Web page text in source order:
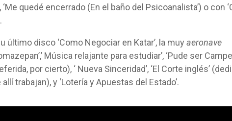
‘Me quedé encerrado (En el baño del Psicoanalista’) o con
último disco ‘Como Negociar en Katar’, la muy aeronave
Música relajante para estudiar’, ‘Pude ser
por cierto), ‘ Nueva Sinceridad’, ‘El Corte inglés’
trabajan), y ‘Lotería y Apuestas del Estado’.